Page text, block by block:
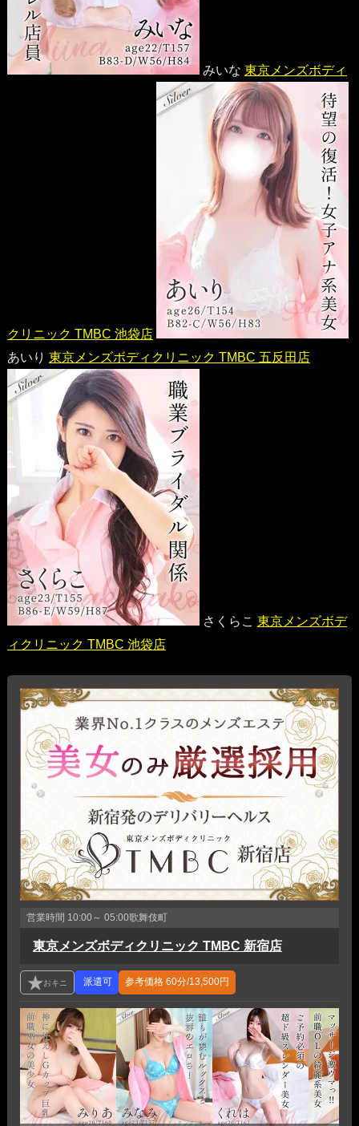
みいな 東京メンズボディ
クリニック TMBC 池袋店
あいり 東京メンズボディクリニック TMBC 五反田店
さくらこ 東京メンズボデ
ィクリニック TMBC 池袋店
営業時間 10:00～ 05:00歌舞伎町
東京メンズボディクリニック TMBC 新宿店
参考価格60分/13,500円